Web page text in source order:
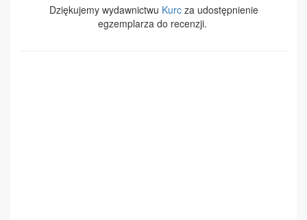
Dziękujemy wydawnictwu Kurcza udostępnienie
egzemplarza do recenzji.